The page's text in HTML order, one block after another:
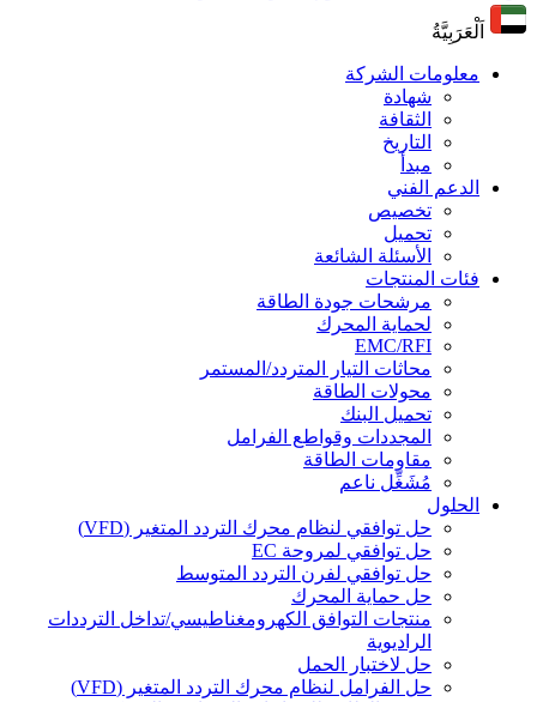
اَلْعَرَبِيَّةُ
معلومات الشركة
شهادة
الثقافة
التاريخ
مبدأ
الدعم الفني
تخصيص
تحميل
الأسئلة الشائعة
فئات المنتجات
مرشحات جودة الطاقة
لحماية المحرك
EMC/RFI
محاثات التيار المتردد/المستمر
محولات الطاقة
تحميل البنك
المجددات وقواطع الفرامل
مقاومات الطاقة
مُشَغِّل ناعم
الحلول
حل توافقي لنظام محرك التردد المتغير (VFD)
حل توافقي لمروحة EC
حل توافقي لفرن التردد المتوسط
حل حماية المحرك
منتجات التوافق الكهرومغناطيسي/تداخل الترددات
الراديوية
حل لاختبار الحمل
حل الفرامل لنظام محرك التردد المتغير (VFD)